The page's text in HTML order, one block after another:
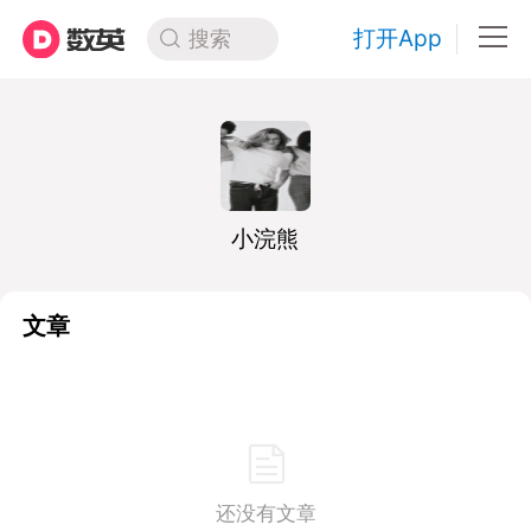
搜索 打开App
小浣熊
文章
还没有文章